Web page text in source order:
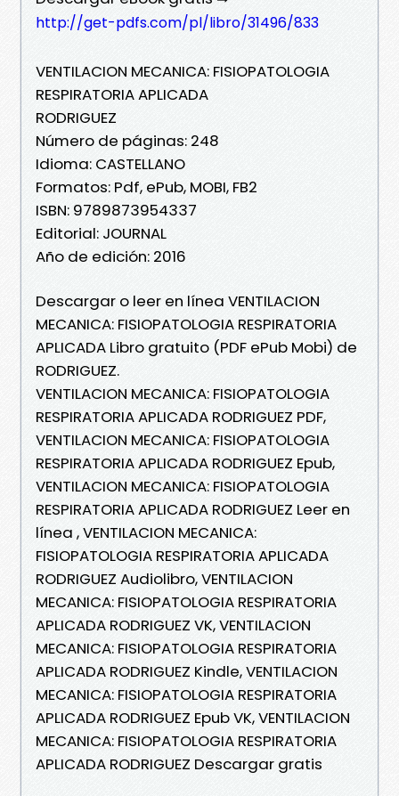
http://get-pdfs.com/pl/libro/31496/833
VENTILACION MECANICA: FISIOPATOLOGIA
RESPIRATORIA APLICADA
RODRIGUEZ
Número de páginas: 248
Idioma: CASTELLANO
Formatos: Pdf, ePub, MOBI, FB2
ISBN: 9789873954337
Editorial: JOURNAL
Año de edición: 2016
Descargar o leer en línea VENTILACION
MECANICA: FISIOPATOLOGIA RESPIRATORIA
APLICADA Libro gratuito (PDF ePub Mobi) de
RODRIGUEZ.
VENTILACION MECANICA: FISIOPATOLOGIA
RESPIRATORIA APLICADA RODRIGUEZ PDF,
VENTILACION MECANICA: FISIOPATOLOGIA
RESPIRATORIA APLICADA RODRIGUEZ Epub,
VENTILACION MECANICA: FISIOPATOLOGIA
RESPIRATORIA APLICADA RODRIGUEZ Leer en
línea , VENTILACION MECANICA:
FISIOPATOLOGIA RESPIRATORIA APLICADA
RODRIGUEZ Audiolibro, VENTILACION
MECANICA: FISIOPATOLOGIA RESPIRATORIA
APLICADA RODRIGUEZ VK, VENTILACION
MECANICA: FISIOPATOLOGIA RESPIRATORIA
APLICADA RODRIGUEZ Kindle, VENTILACION
MECANICA: FISIOPATOLOGIA RESPIRATORIA
APLICADA RODRIGUEZ Epub VK, VENTILACION
MECANICA: FISIOPATOLOGIA RESPIRATORIA
APLICADA RODRIGUEZ Descargar gratis